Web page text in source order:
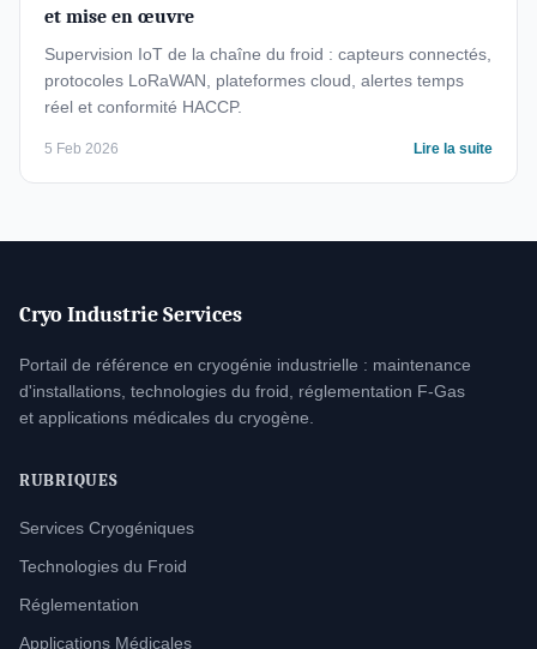
et mise en œuvre
Supervision IoT de la chaîne du froid : capteurs connectés,
protocoles LoRaWAN, plateformes cloud, alertes temps
réel et conformité HACCP.
5 Feb 2026 Lire la suite
Cryo Industrie Services
Portail de référence en cryogénie industrielle : maintenance
d'installations, technologies du froid, réglementation F-Gas
et applications médicales du cryogène.
RUBRIQUES
Services Cryogéniques
Technologies du Froid
Réglementation
Applications Médicales